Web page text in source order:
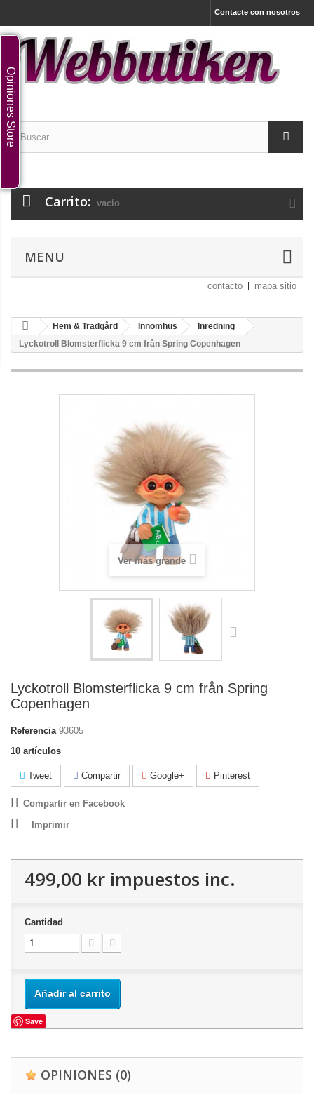
Contacte con nosotros
Carrito: vacío
MENU
contacto mapa sitio
Hem & Trädgård Innomhus
Inredning
Lyckotroll Blomsterflicka 9 cm från Spring Copenhagen
Ver más grande
Lyckotroll Blomsterflicka 9 cm från Spring
Copenhagen
Referencia 93605
10 artículos
Tweet Compartir Google+ Pinterest
Compartir en Facebook
Imprimir
499,00 kr impuestos inc.
Cantidad
Añadir al carrito
Save
OPINIONES (0)
Opiniones Store